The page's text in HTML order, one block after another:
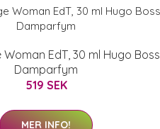
EdT, 30 ml Hugo Boss
Damparfym
519 SEK
MER INFO!